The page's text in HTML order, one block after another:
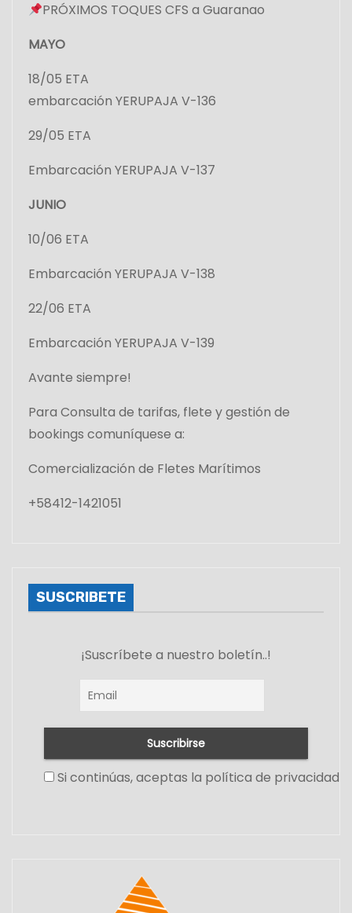
PRÓXIMOS TOQUES CFS a Guaranao
MAYO
18/05 ETA
embarcación YERUPAJA V-136
29/05 ETA
Embarcación YERUPAJA V-137
JUNIO
10/06 ETA
Embarcación YERUPAJA V-138
22/06 ETA
Embarcación YERUPAJA V-139
Avante siempre!
Para Consulta de tarifas, flete y gestión de
bookings comuníquese a:
Comercialización de Fletes Marítimos
+58412-1421051
SUSCRIBETE
¡Suscríbete a nuestro boletín..!
Si continúas, aceptas la política de privacidad